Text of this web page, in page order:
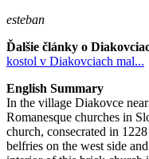
esteban
Ďalšie články o
kostol v Diakovciach mal...
English Summary
In the village Diakovce
Romanesque churches in
church, consecrated in
belfries on the west side